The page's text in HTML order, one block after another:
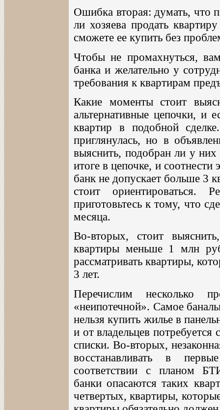
Ошибка вторая: думать, что
ли хозяева продать
сможете ее купить без
Чтобы не промахнуться,
банка и желательно у
требования к квартирам
Какие моменты стоит
альтернативные цепочки, и
квартир в подобной
приглянулась, но в
выяснить, подобран ли у них
итоге в цепочке, и
банк не допускает больше 3
стоит ориентироваться.
приготовьтесь к тому, что
месяца.
Во-вторых, стоит
квартиры меньше 1 млн
рассматривать квартиры,
3 лет.
Перечислим несколько
«неипотечной». Самое
нельзя купить жилье в
и от владельцев
списки. Во-вторых,
восстанавливать в
соответствии с планом
банки опасаются таких
четвертых, квартиры,